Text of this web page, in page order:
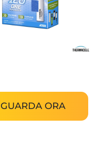
GUARDA ORA